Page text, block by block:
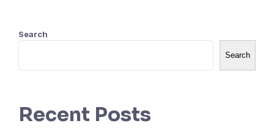
Search
Search
Recent Posts